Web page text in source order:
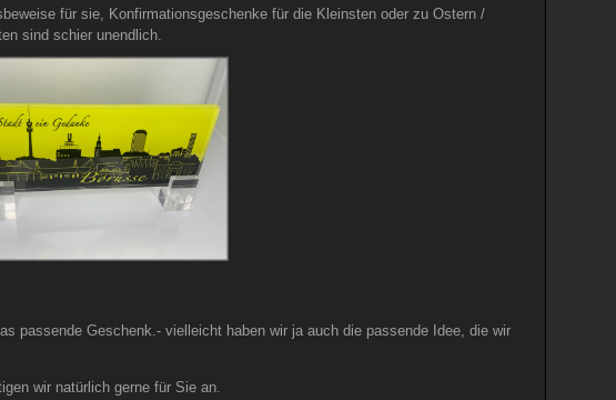
für sie, Konfirmationsgeschenke für die Kleinsten oder zu Ostern /
sind schier unendlich.
passende Geschenk.- vielleicht haben wir ja auch die passende Idee, die wir
wir natürlich gerne für Sie an.